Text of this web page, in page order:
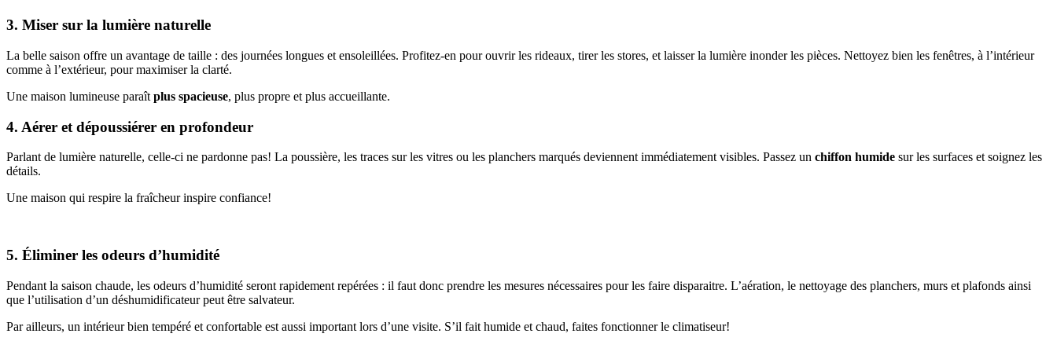
3. Miser sur la lumière naturelle
La belle saison offre un avantage de taille : des journées longues et ensoleillées. Profitez-en pour ouvrir les rideaux, tirer les stores, et laisser la lumière inonder les pièces. Nettoyez bien les fenêtres, à l’intérieur
comme à l’extérieur, pour maximiser la clarté.
Une maison lumineuse paraît plus spacieuse, plus propre et plus accueillante.
4. Aérer et dépoussiérer en profondeur
Parlant de lumière naturelle, celle-ci ne pardonne pas! La poussière, les traces sur les vitres ou les planchers marqués deviennent immédiatement visibles. Passez un chiffon humide sur les surfaces et soignez les
détails.
Une maison qui respire la fraîcheur inspire confiance!
5. Éliminer les odeurs d’humidité
Pendant la saison chaude, les odeurs d’humidité seront rapidement repérées : il faut donc prendre les mesures nécessaires pour les faire disparaitre. L’aération, le nettoyage des planchers, murs et plafonds ainsi
que l’utilisation d’un déshumidificateur peut être salvateur.
Par ailleurs, un intérieur bien tempéré et confortable est aussi important lors d’une visite. S’il fait humide et chaud, faites fonctionner le climatiseur!